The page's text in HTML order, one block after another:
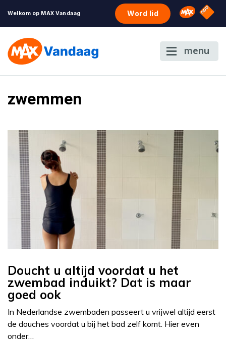
Welkom op MAX Vandaag Word lid Omroep
NPO
menu
zwemmen
Doucht u altijd voordat u het
zwembad induikt? Dat is maar
goed ook
In Nederlandse zwembaden passeert u vrijwel altijd eerst
de douches voordat u bij het bad zelf komt. Hier even
onder…